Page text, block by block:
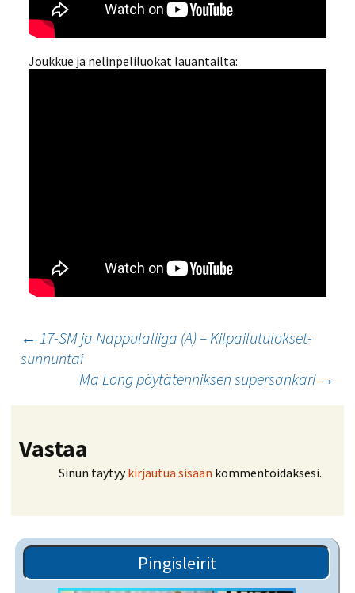
Joukkue ja nelinpeliluokat lauantailta:
Artikkelien
selaus
← 17-SM ja Nappulaliiga (A) – Kilpailutulokset-
sunnuntai
Ma Long pöytätenniksen supersankari →
Vastaa
Sinun täytyykirjautua sisään kommentoidaksesi.
Pingisleirit